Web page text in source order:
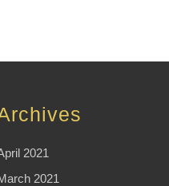
2021
2021